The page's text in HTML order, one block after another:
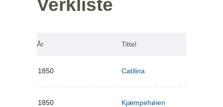
Verkliste
År Tittel
1850 Catilina
1850 Kjæmpehøien